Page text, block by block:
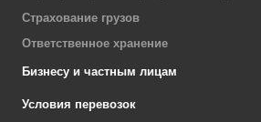
Страхование грузов
Ответственное хранение
Бизнесу и частным лицам
Условия перевозок